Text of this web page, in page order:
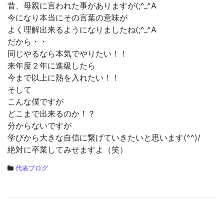
昔、母親に言われた事がありますが(;^_^A
今になり本当にその言葉の意味が
よく理解出来るようになりましたね(;^_^A
だから・・
同じやるなら本気でやりたい！！
来年度２年に進級したら
今まで以上に熱を入れたい！！
そして
こんな僕ですが
どこまで出来るのか！？
分からないですが
学びから大きな自信に繋げていきたいと思います(^^)/
絶対に卒業してみせますよ（笑）
代表ブログ